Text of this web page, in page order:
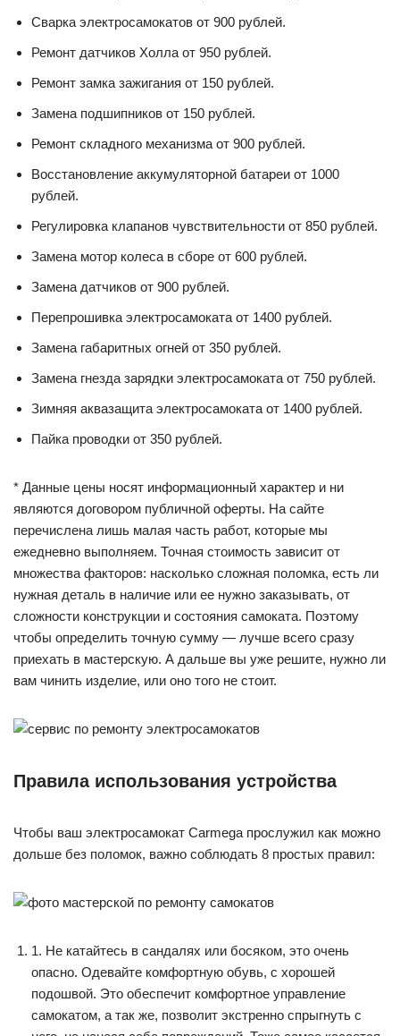
Сварка электросамокатов от 900 рублей.
Ремонт датчиков Холла от 950 рублей.
Ремонт замка зажигания от 150 рублей.
Замена подшипников от 150 рублей.
Ремонт складного механизма от 900 рублей.
Восстановление аккумуляторной батареи от 1000
рублей.
Регулировка клапанов чувствительности от 850 рублей.
Замена мотор колеса в сборе от 600 рублей.
Замена датчиков от 900 рублей.
Перепрошивка электросамоката от 1400 рублей.
Замена габаритных огней от 350 рублей.
Замена гнезда зарядки электросамоката от 750 рублей.
Зимняя аквазащита электросамоката от 1400 рублей.
Пайка проводки от 350 рублей.
* Данные цены носят информационный характер и ни
являются договором публичной оферты. На сайте
перечислена лишь малая часть работ, которые мы
ежедневно выполняем. Точная стоимость зависит от
множества факторов: насколько сложная поломка, есть ли
нужная деталь в наличие или ее нужно заказывать, от
сложности конструкции и состояния самоката. Поэтому
чтобы определить точную сумму — лучше всего сразу
приехать в мастерскую. А дальше вы уже решите, нужно ли
вам чинить изделие, или оно того не стоит.
Правила использования устройства
Чтобы ваш электросамокат Carmega прослужил как можно
дольше без поломок, важно соблюдать 8 простых правил:
1. Не катайтесь в сандалях или босяком, это очень
опасно. Одевайте комфортную обувь, с хорошей
подошвой. Это обеспечит комфортное управление
самокатом, а так же, позволит экстренно спрыгнуть с